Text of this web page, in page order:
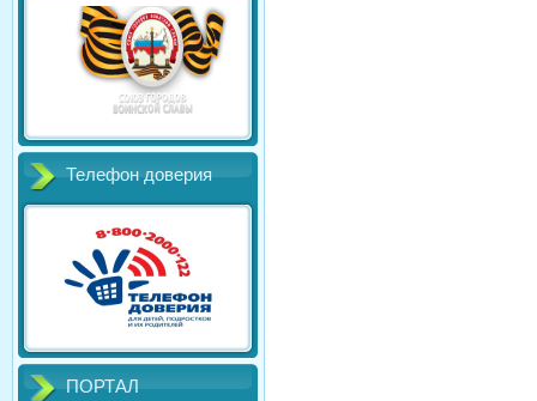
Телефон доверия
ПОРТАЛ